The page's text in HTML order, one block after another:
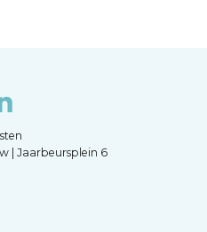
| Jaarbeursplein 6